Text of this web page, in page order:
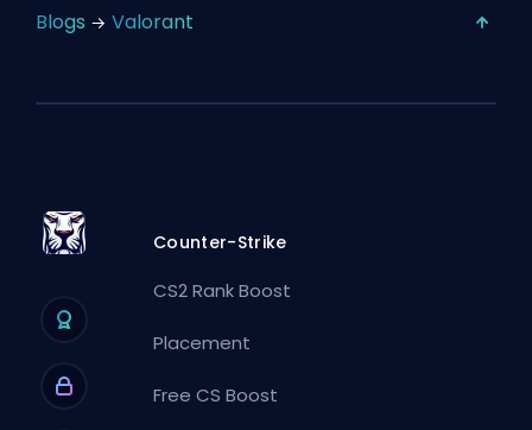
Blogs Valorant
Counter-Strike
CS2 Rank Boost
Placement
Free CS Boost